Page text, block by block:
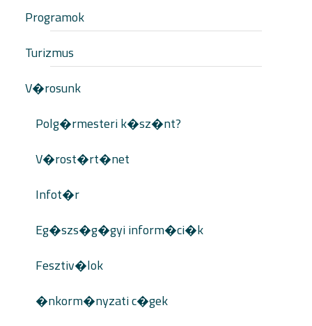
Programok
Turizmus
V�rosunk
Polg�rmesteri k�sz�nt?
V�rost�rt�net
Infot�r
Eg�szs�g�gyi inform�ci�k
Fesztiv�lok
�nkorm�nyzati c�gek